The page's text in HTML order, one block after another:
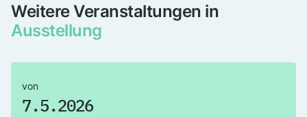
Weitere Veranstaltungen in
Ausstellung
von
7.5.2026